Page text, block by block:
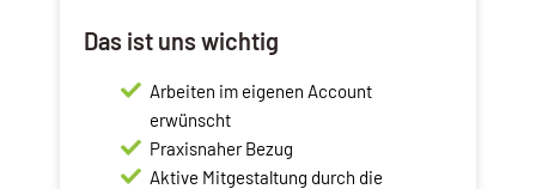
Das ist uns wichtig
Arbeiten im eigenen Account
erwünscht
Praxisnaher Bezug
Aktive Mitgestaltung durch die